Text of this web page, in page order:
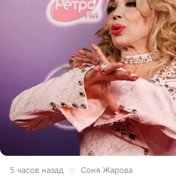
5 часов назад Соня Жарова